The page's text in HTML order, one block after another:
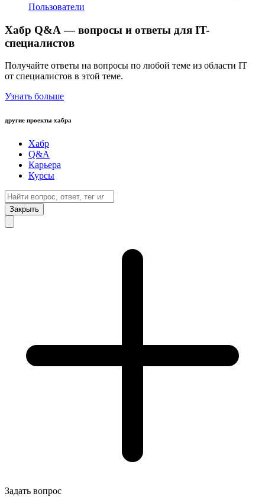
Пользователи
Хабр Q&A — вопросы и ответы для IT-
специалистов
Получайте ответы на вопросы по любой теме из области IT
от специалистов в этой теме.
Узнать больше
другие проекты хабра
Хабр
Q&A
Карьера
Курсы
Закрыть
Задать вопрос